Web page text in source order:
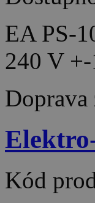
EA PS-
240 V
Doprava
Kód